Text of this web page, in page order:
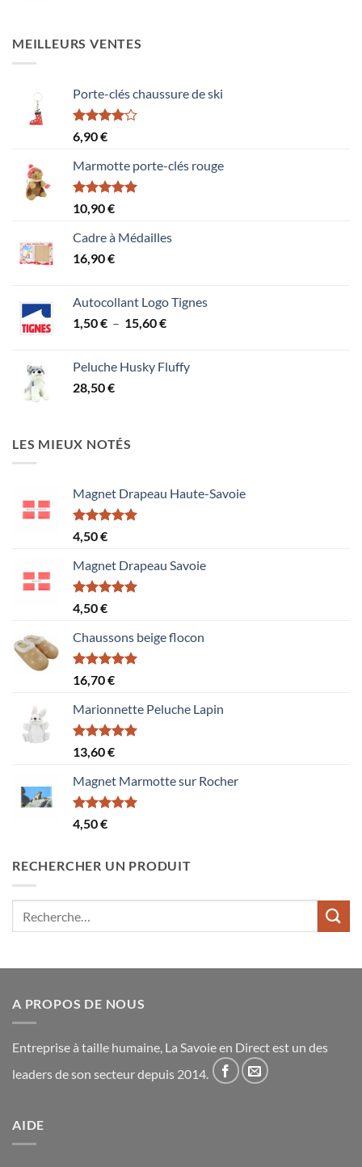
MEILLEURS VENTES
Porte-clés chaussure de ski
Note
4.00
5
6,90€
Marmotte porte-clés rouge
Note5.00
sur 5
10,90€
Cadre à Médailles
16,90€
Autocollant Logo Tignes
1,50€ – 15,60€Plage
1,50 €
Peluche Husky Fluffy
28,50€
LES MIEUX NOTÉS
Magnet Drapeau Haute-Savoie
Note5.00
sur 5
4,50€
Magnet Drapeau Savoie
Note5.00
sur 5
4,50€
Chaussons beige flocon
Note5.00
sur 5
16,70€
Marionnette Peluche Lapin
Note5.00
sur 5
13,60€
Magnet Marmotte sur Rocher
Note5.00
sur 5
4,50€
RECHERCHER UN PRODUIT
A PROPOS DE NOUS
Entreprise à taille humaine, La Savoie en Direct est un des
leaders de son secteur depuis 2014.
AIDE